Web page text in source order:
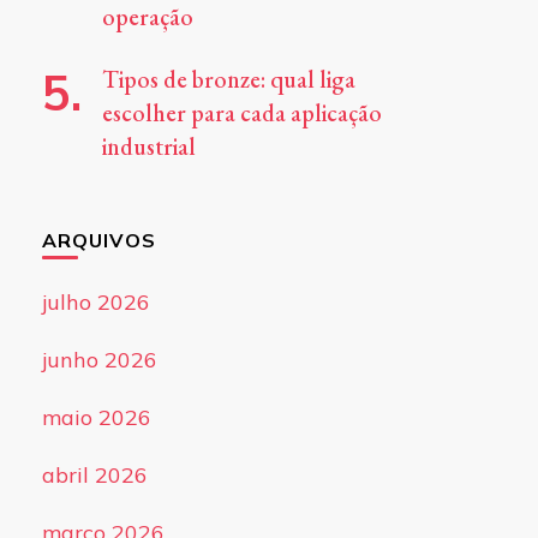
operação
Tipos de bronze: qual liga
escolher para cada aplicação
industrial
ARQUIVOS
julho 2026
junho 2026
maio 2026
abril 2026